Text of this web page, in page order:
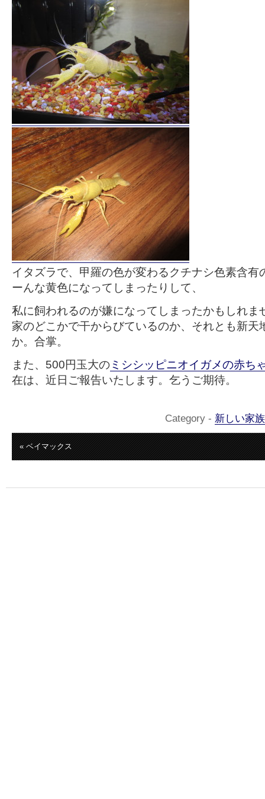
イタズラで、甲羅の色が変わるクチナシ色素含有
ーんな黄色になってしまったりして、
私に飼われるのが嫌になってしまったかもしれま
家のどこかで干からびているのか、それとも新天
か。合掌。
また、500円玉大のミシシッピニオイガメの赤ち
在は、近日ご報告いたします。乞うご期待。
Category - 新しい家族
« ベイマックス